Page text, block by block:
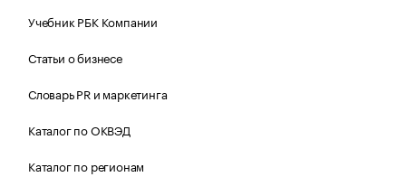
Учебник РБК Компании
Статьи о бизнесе
Словарь PR и маркетинга
Каталог по ОКВЭД
Каталог по регионам